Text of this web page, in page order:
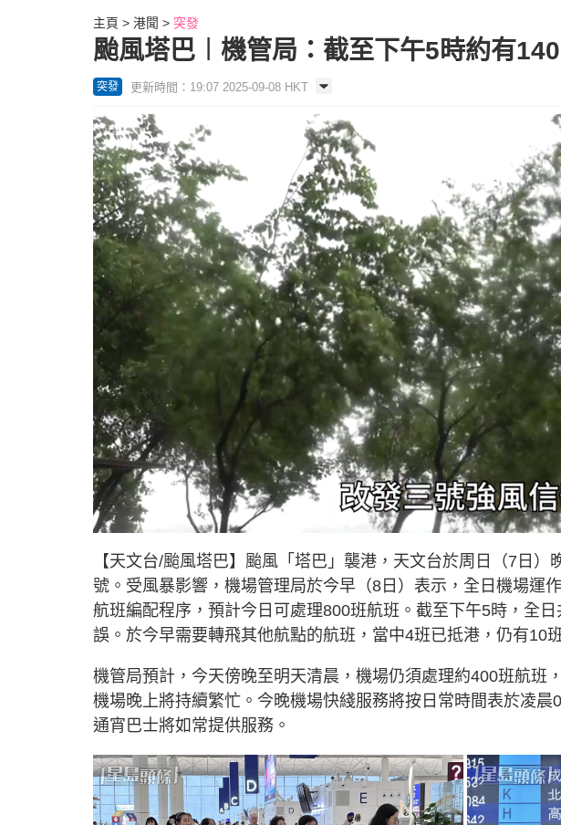
主頁 港聞 突發
颱風塔巴︱機管局：截至下午5時約有
突發 更新時間：19:07 2025-09-08 HKT
u
t
e
e
d
:
5
6
.
1
%
【天文台/颱風塔巴】颱風「塔巴」襲港，天文台於周日（7日
號。受風暴影響，機場管理局於今早（8日）表示，全日機場運
航班編配程序，預計今日可處理800班航班。截至下午5時，全
誤。於今早需要轉飛其他航點的航班，當中4班已抵港，仍有10
機管局預計，今天傍晚至明天清晨，機場仍須處理約400班航班
機場晚上將持續繁忙。今晚機場快綫服務將按日常時間表於凌
通宵巴士將如常提供服務。